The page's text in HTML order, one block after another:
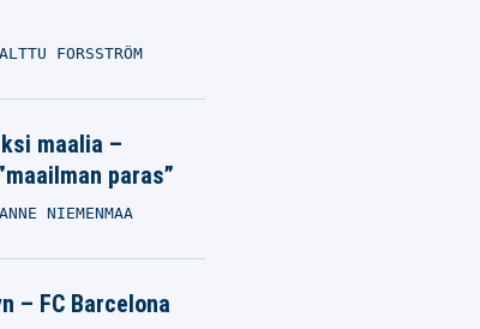
FORSSTRÖM
maalia –
paras”
NIEMENMAA
– FC Barcelona